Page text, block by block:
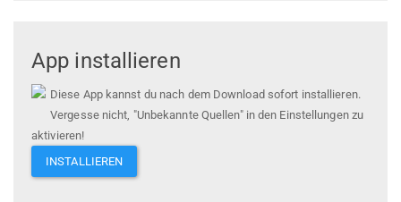
App installieren
Diese App kannst du nach dem Download sofort installieren.
Vergesse nicht, "Unbekannte Quellen" in den Einstellungen zu
aktivieren!
INSTALLIEREN